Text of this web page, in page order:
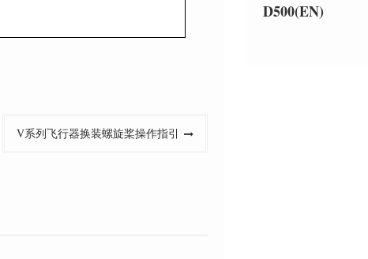
V系列飞行器换装螺旋桨操作指引
D500(EN)